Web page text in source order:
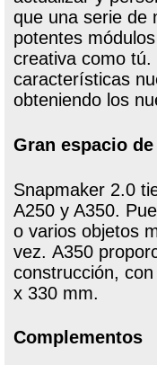
que una serie de
potentes
creativa como
características
obteniendo los
Gran espacio
Snapmaker 2.0
A250 y A350.
o varios objetos
vez. A350
construcción,
x 330 mm.
Complementos